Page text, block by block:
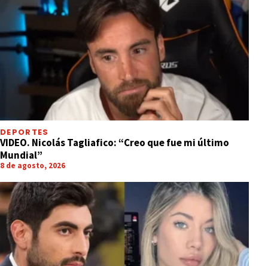
DEPORTES
VIDEO. Nicolás Tagliafico: “Creo que fue mi último
Mundial”
8 de agosto, 2026